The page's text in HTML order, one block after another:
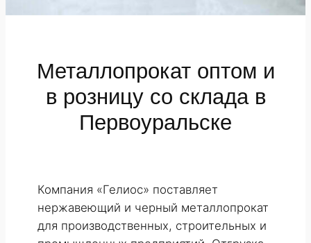
Металлопрокат оптом и
в розницу со склада в
Первоуральске
Компания «Гелиос» поставляет
нержавеющий и черный металлопрокат
для производственных, строительных и
Наше производство металлопроката
Наше производство металлопроката
Наше производство металлопроката
Наше производство металлопроката
Наше производство металлопроката
Наше производство металлопроката
Наше производство металлопроката